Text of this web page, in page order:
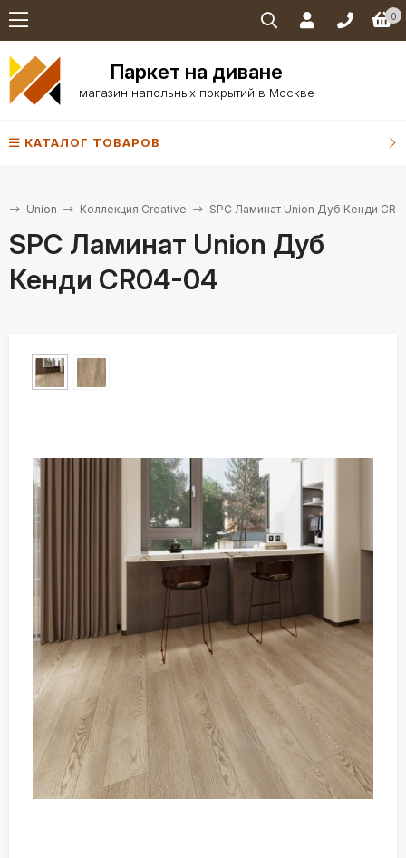
0
Паркет на диване
магазин напольных покрытий в Москве
КАТАЛОГ ТОВАРОВ
Union Коллекция Creative SPC Ламинат Union Дуб Кенди
SPC Ламинат Union Дуб
Кенди CR04-04